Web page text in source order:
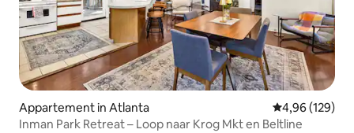
Appartement in Atlanta Gemiddelde
4,96 (129)
Inman Park Retreat – Loop naar Krog Mkt en Beltline